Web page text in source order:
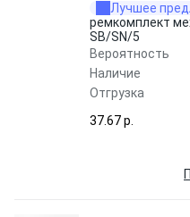
Лучшее
ремкомплект
SB/SN/5
Вероятность
Наличие
Отгрузка
37.67 p.